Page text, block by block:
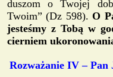
duszom o Twojej
Twoim” (Dz 598). O
jesteśmy z Tobą w
cierniem
Rozważanie IV –